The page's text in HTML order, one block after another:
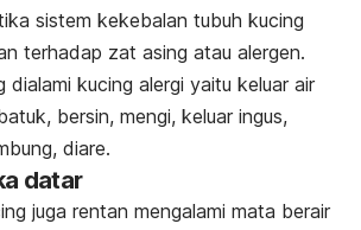
sistem kekebalan tubuh kucing
terhadap zat asing atau alergen.
dialami kucing alergi yaitu keluar air
bersin, mengi, keluar ingus,
diare.
datar
juga rentan mengalami mata berair